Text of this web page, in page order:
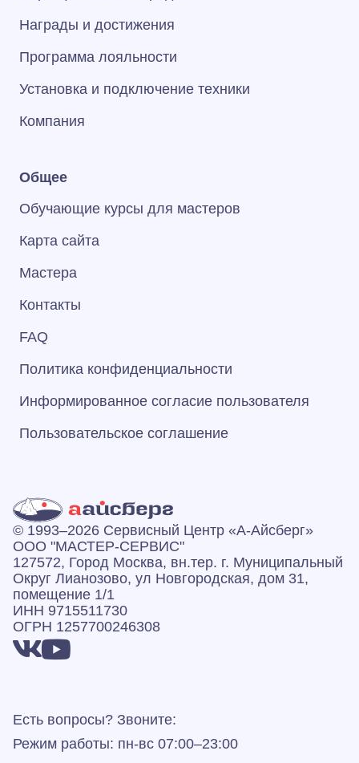
Награды и достижения
Программа лояльности
Установка и подключение техники
Компания
Общее
Обучающие курсы для мастеров
Карта сайта
Мастера
Контакты
FAQ
Политика конфиденциальности
Информированное согласие пользователя
Пользовательское соглашение
© 1993–2026 Сервисный Центр «А‑Айсберг»
ООО "МАСТЕР-СЕРВИС"
127572, Город Москва, вн.тер. г. Муниципальный
Округ Лианозово, ул Новгородская, дом 31,
помещение 1/1
ИНН 9715511730
ОГРН 1257700246308
Есть вопросы? Звоните:
Режим работы: пн-вс 07:00–23:00